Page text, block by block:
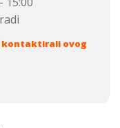
kontaktirali ovog